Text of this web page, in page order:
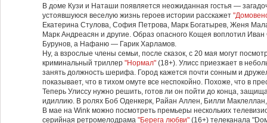
В доме Кузи и Наташи появляется неожиданная гостья —
устоявшуюся веселую жизнь героев истории расскажет
Екатерина Стулова, София Петрова, Марк Богатырев, Женя
Марк Андреасян и другие. Образ опасного Кощея воплотил
Бурунов, а Нафаню — Гарик Харламов.
Ну, а взрослые члены семьи, после сказок, с 20 мая могут
криминальный триллер "Нормал" (18+). Улисс приезжает в
занять должность шерифа. Город кажется почти сонным и
показывает, что в тихом омуте все неспокойно. Похоже, что в
Теперь Улиссу нужно решить, готов ли он пойти до конца,
идиллию. В ролях Боб Оденкерк, Райан Аллен, Билли
В мае на Wink можно посмотреть премьеры нескольких
серийная ретромелодрама "Берега любви" (16+) телеканала